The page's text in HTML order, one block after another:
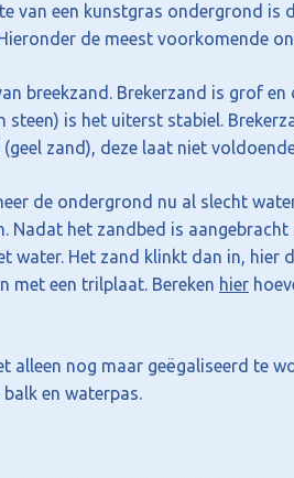
van een kunstgras ondergrond is
de meest voorkomende
breekzand. Brekerzand is grof
steen) is het uiterst stabiel.
zand), deze laat niet
de ondergrond nu al slecht
Nadat het zandbed is
water. Het zand klinkt dan in, hier
met een trilplaat. Bereken hier
alleen nog maar geëgaliseerd te
en waterpas.